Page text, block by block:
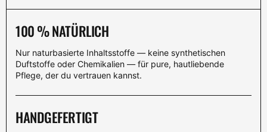
100 % NATÜRLICH
Nur naturbasierte Inhaltsstoffe — keine synthetischen
Duftstoffe oder Chemikalien — für pure, hautliebende
Pflege, der du vertrauen kannst.
HANDGEFERTIGT